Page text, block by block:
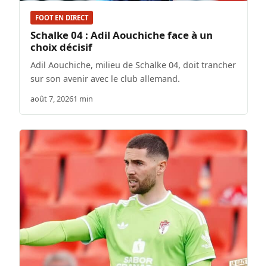
FOOT EN DIRECT
Schalke 04 : Adil Aouchiche face à un
choix décisif
Adil Aouchiche, milieu de Schalke 04, doit trancher
sur son avenir avec le club allemand.
août 7, 20261 min